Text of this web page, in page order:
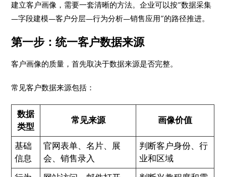
建立客户画像，需要一套清晰的方法。企业可以按“数据采集
—字段建模—客户分层—行为分析—销售应用”的路径推进。
第一步：统一客户数据来源
客户画像的质量，首先取决于数据来源是否完整。
常见客户数据来源包括：
数据
类型
常见来源 画像价值
基础
信息
官网表单、名片、展
会、销售录入
判断客户身份、行
业和区域